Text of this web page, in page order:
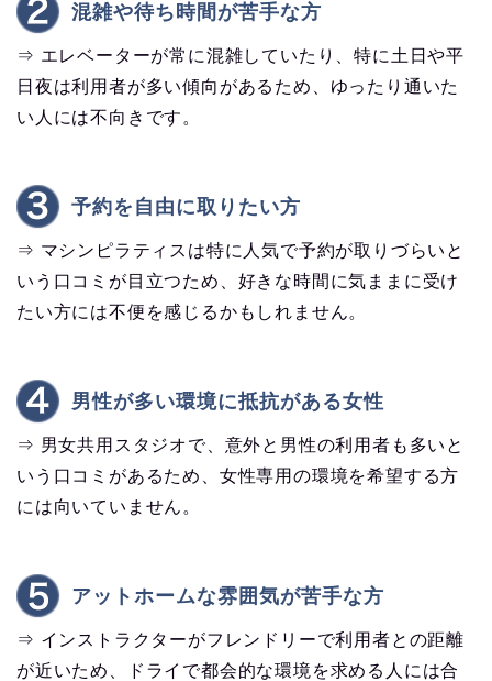
混雑や待ち時間が苦手な方
⇒ エレベーターが常に混雑していたり、特に土日や平
日夜は利用者が多い傾向があるため、ゆったり通いた
い人には不向きです。
予約を自由に取りたい方
⇒ マシンピラティスは特に人気で予約が取りづらいと
いう口コミが目立つため、好きな時間に気ままに受け
たい方には不便を感じるかもしれません。
男性が多い環境に抵抗がある女性
⇒ 男女共用スタジオで、意外と男性の利用者も多いと
いう口コミがあるため、女性専用の環境を希望する方
には向いていません。
アットホームな雰囲気が苦手な方
⇒ インストラクターがフレンドリーで利用者との距離
が近いため、ドライで都会的な環境を求める人には合